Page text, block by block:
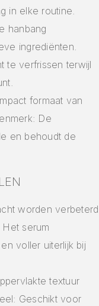
in elke routine.
hanbang
ingrediënten.
te verfrissen terwijl
formaat van
De
en behoudt de
worden verbeterd
serum
voller uiterlijk bij
textuur
Geschikt voor